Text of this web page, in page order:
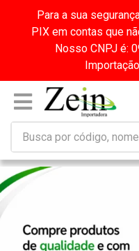
Para a sua
PIX em contas que
Nosso CNPJ é: